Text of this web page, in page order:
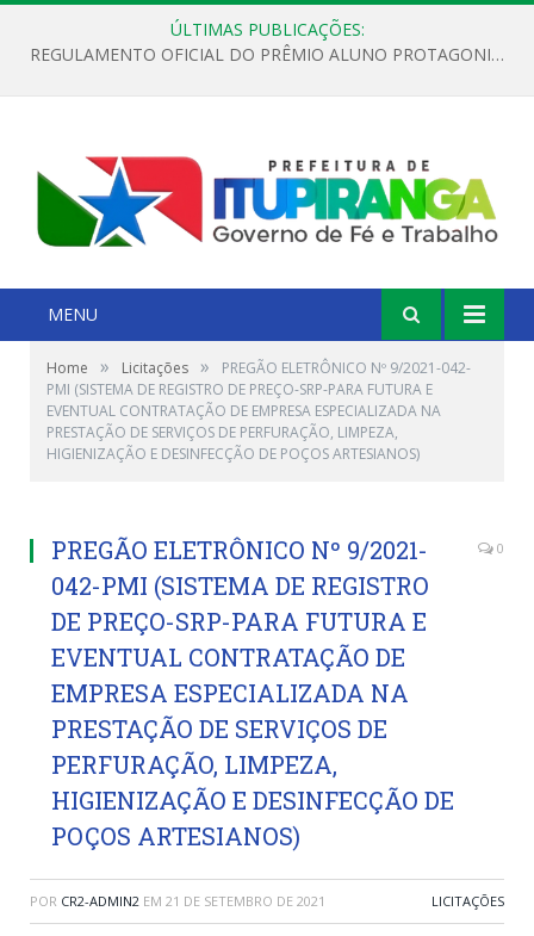
ÚLTIMAS PUBLICAÇÕES:
REGULAMENTO OFICIAL DO PRÊMIO ALUNO PROTAGONISTA – EDIÇÃO 2026
MENU
Home » Licitações »
PREGÃO ELETRÔNICO Nº 9/2021-042-
PMI (SISTEMA DE REGISTRO DE PREÇO-SRP-PARA FUTURA E
EVENTUAL CONTRATAÇÃO DE EMPRESA ESPECIALIZADA NA
PRESTAÇÃO DE SERVIÇOS DE PERFURAÇÃO, LIMPEZA,
HIGIENIZAÇÃO E DESINFECÇÃO DE POÇOS ARTESIANOS)
PREGÃO ELETRÔNICO Nº 9/2021-
042-PMI (SISTEMA DE REGISTRO
DE PREÇO-SRP-PARA FUTURA E
EVENTUAL CONTRATAÇÃO DE
EMPRESA ESPECIALIZADA NA
PRESTAÇÃO DE SERVIÇOS DE
PERFURAÇÃO, LIMPEZA,
HIGIENIZAÇÃO E DESINFECÇÃO DE
POÇOS ARTESIANOS)
0
POR CR2-ADMIN2 EM 21 DE SETEMBRO DE 2021 LICITAÇÕES